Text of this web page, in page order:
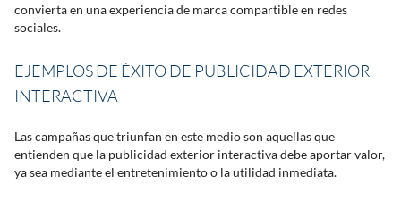
convierta en una experiencia de marca compartible en redes
sociales.
EJEMPLOS DE ÉXITO DE PUBLICIDAD EXTERIOR
INTERACTIVA
Las campañas que triunfan en este medio son aquellas que
entienden que la publicidad exterior interactiva debe aportar valor,
ya sea mediante el entretenimiento o la utilidad inmediata.